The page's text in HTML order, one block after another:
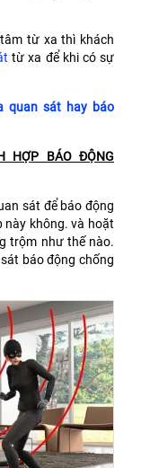
từ xa thì khách
từ xa để khi có sự
quan sát hay báo
HỢP BÁO ĐỘNG
sát để báo động
này không. và hoặt
trộm như thế nào.
báo động chống